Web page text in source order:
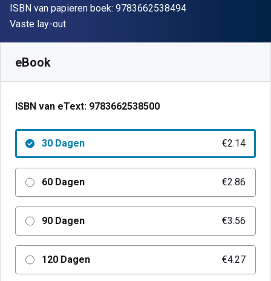
ISBN van papieren boek: 9783662538494"ISBN-13
Indeling
Vaste lay-out
eBook
ISBN van eText: 9783662538500
30 Dagen €2.14
60 Dagen €2.86
90 Dagen €3.56
120 Dagen €4.27